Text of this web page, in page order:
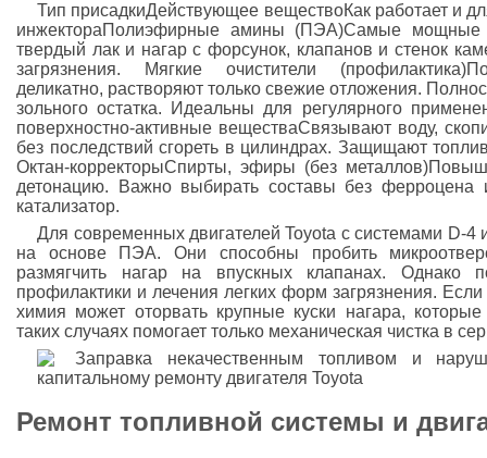
Тип присадкиДействующее веществоКак работает и
инжектораПолиэфирные амины (ПЭА)Самые мощные
твердый лак и нагар с форсунок, клапанов и стенок
загрязнения. Мягкие очистители
деликатно, растворяют только свежие отложения.
зольного остатка. Идеальны для регулярного
поверхностно-активные веществаСвязывают воду,
без последствий сгореть в цилиндрах. Защищают
Октан-корректорыСпирты, эфиры (без
детонацию. Важно выбирать составы без ферроцена
катализатор.
Для современных двигателей Toyota с системами D-4
на основе ПЭА. Они способны пробить
размягчить нагар на впускных клапанах. Однако
профилактики и лечения легких форм загрязнения.
химия может оторвать крупные куски нагара,
таких случаях помогает только механическая чистка в
Ремонт топливной системы и